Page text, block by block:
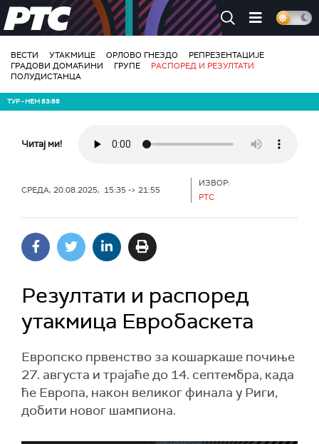
РТС
ВЕСТИ УТАКМИЦЕ ОРЛОВО ГНЕЗДО
РЕПРЕЗЕНТАЦИЈЕ
ГРАДОВИ ДОМАЋИНИ
ГРУПЕ
РАСПОРЕД И РЕЗУЛТАТИ
ПОЛУДИСТАНЦА
ТУР - НЕМ 83:88
Читај ми!
СРЕДА, 20.08.2025, 15:35 -> 21:55
ИЗВОР:
РТС
Резултати и распоред
утакмица Евробаскета
Европско првенство за кошаркаше почиње
27. августа и трајаће до 14. септембра, када
ће Европа, након великог финала у Риги,
добити новог шампиона.